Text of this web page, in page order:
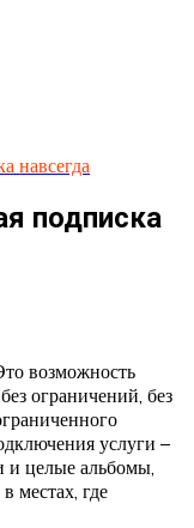
навсегда
подписка
возможность
ограничений, без
услуги –
и целые альбомы,
местах, где